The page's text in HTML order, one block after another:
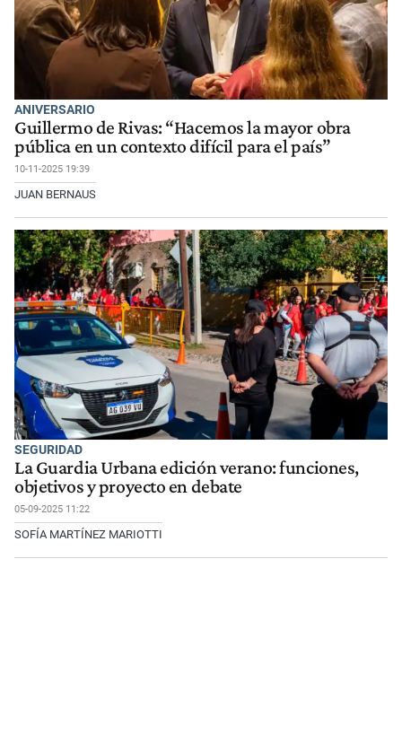
ANIVERSARIO
Guillermo de Rivas: “Hacemos la mayor obra
pública en un contexto difícil para el país”
10-11-2025 19:39
JUAN BERNAUS
SEGURIDAD
La Guardia Urbana edición verano: funciones,
objetivos y proyecto en debate
05-09-2025 11:22
SOFÍA MARTÍNEZ MARIOTTI